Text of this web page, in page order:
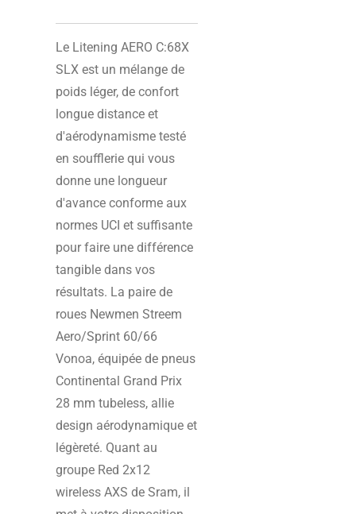
Le Litening AERO C:68X
SLX est un mélange de
poids léger, de confort
longue distance et
d'aérodynamisme testé
en soufflerie qui vous
donne une longueur
d'avance conforme aux
normes UCI et suffisante
pour faire une différence
tangible dans vos
résultats. La paire de
roues Newmen Streem
Aero/Sprint 60/66
Vonoa, équipée de pneus
Continental Grand Prix
28 mm tubeless, allie
design aérodynamique et
légèreté. Quant au
groupe Red 2x12
wireless AXS de Sram, il